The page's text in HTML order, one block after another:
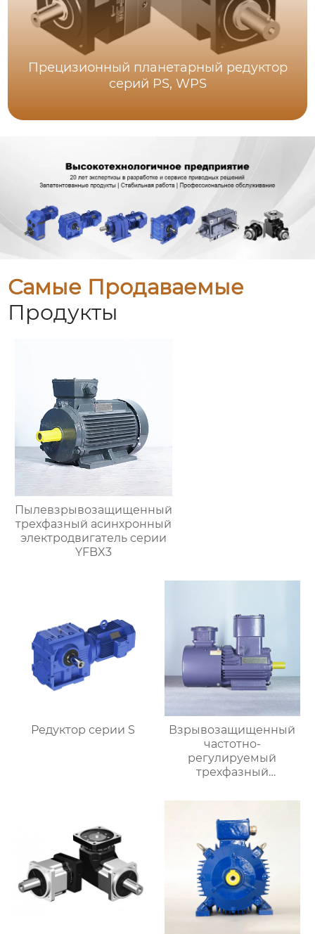
Прецизионный планетарный редуктор
серий PS, WPS
Самые Продаваемые
Продукты
Пылевзрывозащищенный
трехфазный асинхронный
электродвигатель серии
YFBX3
Редуктор серии S
Взрывозащищенный
частотно-
регулируемый
трехфазный
электродвигатель